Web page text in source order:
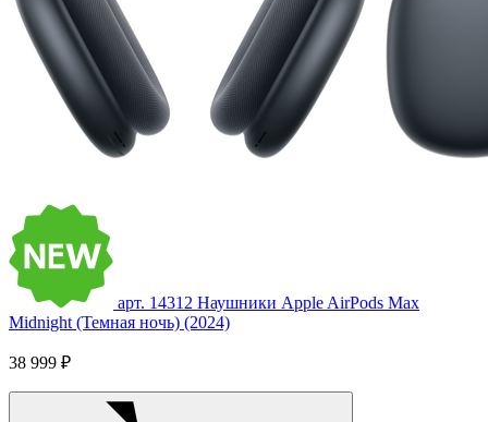
арт. 14312 Наушники Apple AirPods Max
Midnight (Темная ночь) (2024)
38 999 ₽